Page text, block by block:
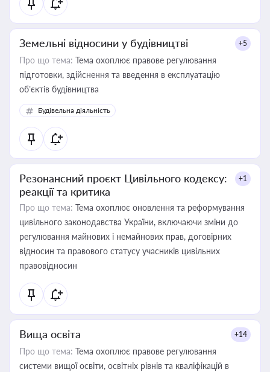
Земельні відносини у будівництві +5
Про що тема: Тема охоплює правове регулювання
підготовки, здійснення та введення в експлуатацію
об’єктів будівництва
Будівельна діяльність
Резонансний проєкт Цивільного кодексу:
реакції та критика
+1
Про що тема: Тема охоплює оновлення та реформування
цивільного законодавства України, включаючи зміни до
регулювання майнових і немайнових прав, договірних
відносин та правового статусу учасників цивільних
правовідносин
Вища освіта +14
Про що тема: Тема охоплює правове регулювання
системи вищої освіти, освітніх рівнів та кваліфікацій в